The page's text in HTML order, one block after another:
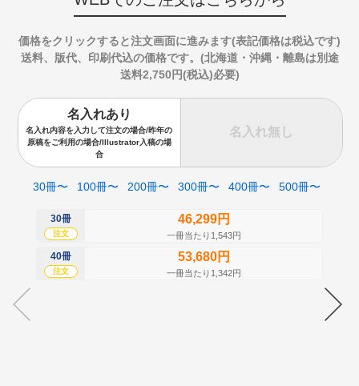
価格をクリックすると注文画面に進みます(表記価格は税込です)
送料、版代、印刷代込の価格です。(北海道・沖縄・離島は別途
送料2,750円(税込)必要)
名入れあり
名入れ内容を入力して注文の場合/昨年の
原稿をご利用の場合/Illustrator入稿の場
合
名入れ無し
30冊〜 100冊〜 200冊〜 300冊〜 400冊〜 500冊〜
30冊
注文
46,299円
一冊当たり1,543円
40冊
注文
53,680円
一冊当たり1,342円